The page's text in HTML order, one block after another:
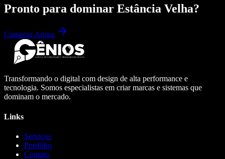
Pronto para dominar Estância Velha?
Começar Agora
Transformando o digital com design de alta performance e
tecnologia. Somos especialistas em criar marcas e sistemas que
dominam o mercado.
Links
Serviços
Portfólio
Contato